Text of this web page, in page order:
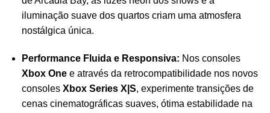
iluminação suave dos quartos criam uma atmosfera
nostálgica única.
Performance Fluida e Responsiva: Nos consoles
Xbox Onee através da retrocompatibilidade nos novos
consoles Xbox Series X|S, experimente transições de
cenas cinematográficas suaves, ótima estabilidade na